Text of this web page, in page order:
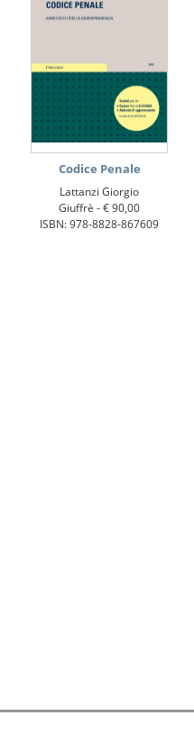
Codice Penale
Lattanzi Giorgio
Giuffrè -€ 90,00
ISBN: 978-8828-867609